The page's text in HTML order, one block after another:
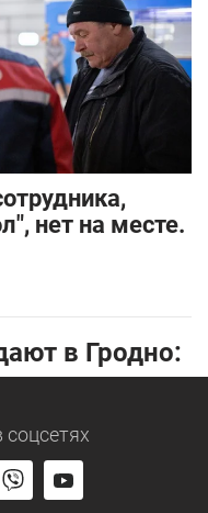
нет на месте.
в Гродно:
соцсетях